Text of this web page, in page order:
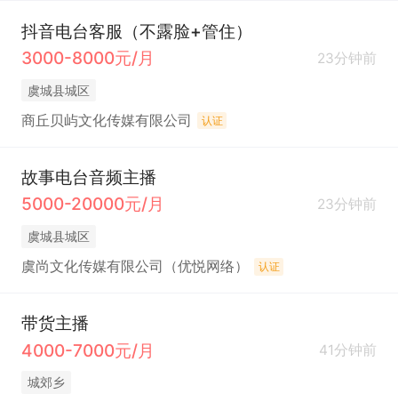
抖音电台客服（不露脸+管住）
3000-8000元/月
23分钟前
虞城县城区
商丘贝屿文化传媒有限公司 认证
故事电台音频主播
5000-20000元/月
23分钟前
虞城县城区
虞尚文化传媒有限公司（优悦网络） 认证
带货主播
4000-7000元/月
41分钟前
城郊乡